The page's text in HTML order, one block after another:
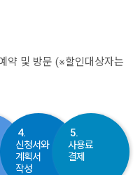
약 및 방문 (※할인대상자는
4.
신청서와
계획서
작성
5.
사용료
결제